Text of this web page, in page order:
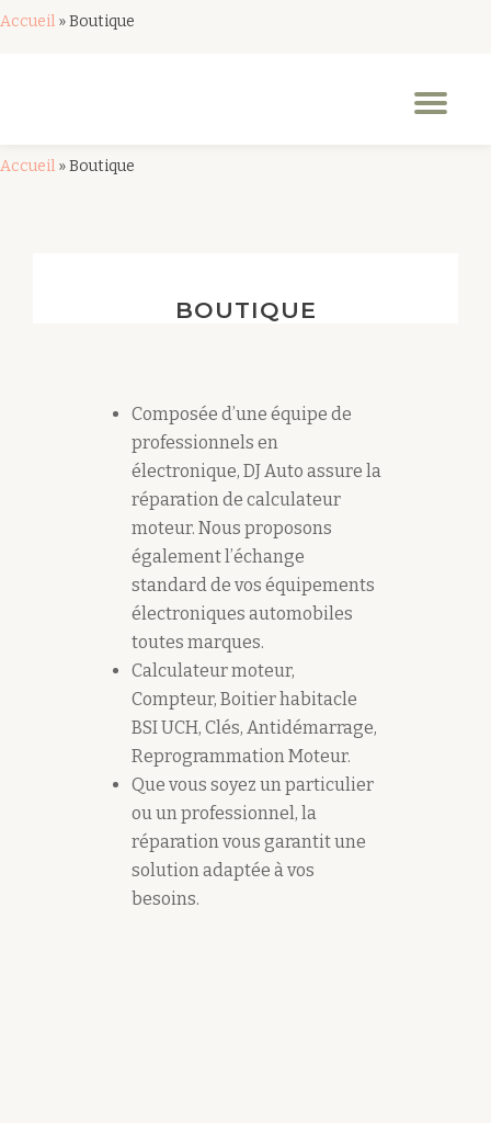
Accueil »Boutique
Accueil »Boutique
BOUTIQUE
Composée d’une équipe de
professionnels en
électronique, DJ Auto assure la
réparation de calculateur
moteur. Nous proposons
également l’échange
standard de vos équipements
électroniques automobiles
toutes marques.
Calculateur moteur,
Compteur, Boitier habitacle
BSI UCH, Clés, Antidémarrage,
Reprogrammation Moteur.
Que vous soyez un particulier
ou un professionnel, la
réparation vous garantit une
solution adaptée à vos
besoins.